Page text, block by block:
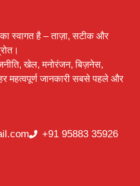
स्वागत है – ताज़ा, सटीक और
खेल, मनोरंजन, बिज़नेस,
महत्वपूर्ण जानकारी सबसे पहले और
+91 95883 35926